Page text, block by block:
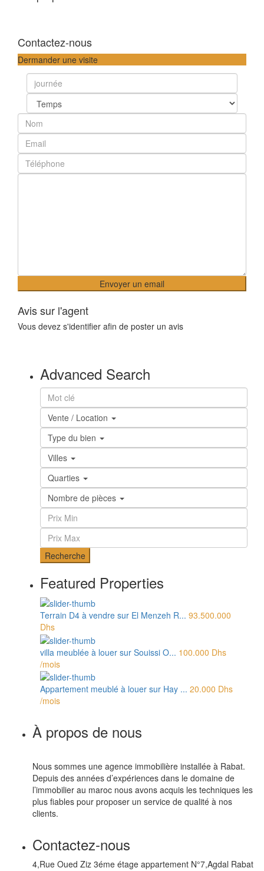
Contactez-nous
Dermander une visite
Avis sur l'agent
Vous devez s'identifier afin de poster un avis
Advanced Search
Vente / Location
Type du bien
Villes
Quarties
Nombre de pièces
Recherche
Featured Properties
Terrain D4 à vendre sur El Menzeh R... 93.500.000
Dhs
villa meublée à louer sur Souissi O... 100.000 Dhs
/mois
Appartement meublé à louer sur Hay ... 20.000 Dhs
/mois
À propos de nous
Nous sommes une agence immobilière installée à Rabat.
Depuis des années d’expériences dans le domaine de
l’immobilier au maroc nous avons acquis les techniques les
plus fiables pour proposer un service de qualité à nos
clients.
Contactez-nous
4,Rue Oued Ziz 3éme étage appartement N°7,Agdal Rabat